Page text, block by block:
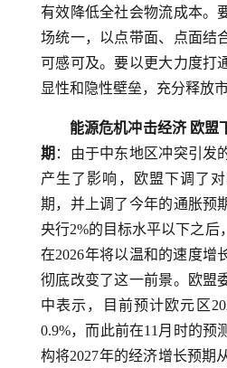
有效降低全社会物流成本。
场统一，以点带面、点面结
可感可及。要以更大力度打
显性和隐性壁垒，充分释放
能源危机冲击经济 欧盟
期 ：由于中东地区冲突引发
产生了影响，欧盟下调了
期，并上调了今年的通胀预
央行2%的目标水平以下之后
在2026年将以温和的速度增
彻底改变了这一前景。欧盟
中表示，目前预计欧元区
0.9%，而此前在11月时的预
构将2027年的经济增长预期